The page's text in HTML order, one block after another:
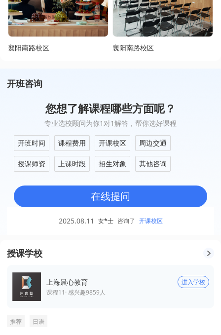
襄阳南路校区 襄阳南路校区
开班咨询
您想了解课程哪些方面呢？
专业选校顾问为你1对1解答，帮你选好课程
开班时间 课程费用 开课校区 周边交通
授课师资 上课时段 招生对象 其他咨询
在线提问
2025.08.11 女*士 咨询了 开课校区
授课学校
上海晨心教育
进入学校
课程11· 感兴趣9859人
推荐 日语